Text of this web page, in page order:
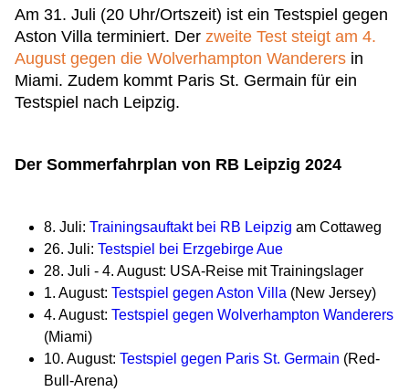
Am 31. Juli (20 Uhr/Ortszeit) ist ein Testspiel gegen
Aston Villa terminiert. Der zweite Test steigt am 4.
August gegen die Wolverhampton Wanderers in
Miami. Zudem kommt Paris St. Germain für ein
Testspiel nach Leipzig.
Der Sommerfahrplan von RB Leipzig 2024
8. Juli: Trainingsauftakt bei RB Leipzig am Cottaweg
26. Juli: Testspiel bei Erzgebirge Aue
28. Juli - 4. August: USA-Reise mit Trainingslager
1. August: Testspiel gegen Aston Villa (New Jersey)
4. August: Testspiel gegen Wolverhampton Wanderers
(Miami)
10. August: Testspiel gegen Paris St. Germain (Red-
Bull-Arena)